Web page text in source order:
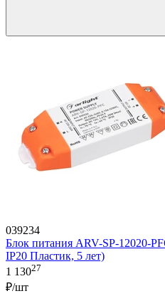
039234
Блок питания ARV-SP-12020-
IP20 Пластик, 5 лет)
1 13027
₽/шт